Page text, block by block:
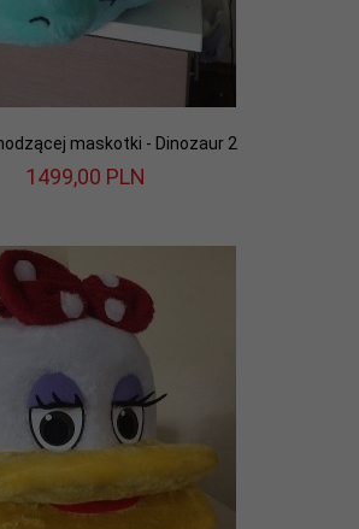
maskotki - Dinozaur 2
1499,00 PLN